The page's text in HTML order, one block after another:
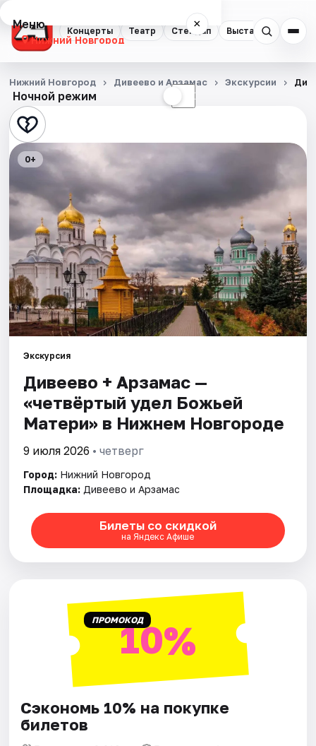
Концерты Театр Стендап Выставки
Меню ×
Нижний Новгород
Концерты
Театр
Стендап
Выставки
Квесты
Экскурсии
Спорт
События
Города
Площадки
Артисты
Рейтинги
Ночной режим ☾
Нижний Новгород Дивеево и Арзамас Экскурсии
0+
Экскурсия
Дивеево + Арзамас —
«четвёртый удел Божьей
Матери» в Нижнем Новгороде
9 июля 2026 • четверг
Город: Нижний Новгород
Площадка: Дивеево и Арзамас
Билеты со скидкой
на Яндекс Афише
ПРОМОКОД10%
Сэкономь 10% на покупке
билетов